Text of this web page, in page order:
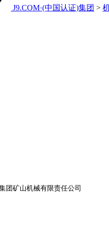
J9.COM·(中国认证)集团 >
团矿山机械有限责任公司